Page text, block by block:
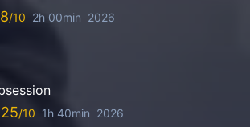
2h 00min 2026
1h 40min 2026